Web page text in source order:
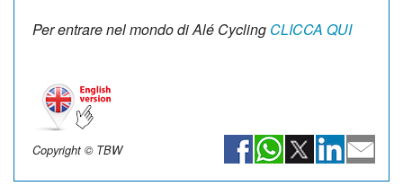
Per entrare nel mondo di Alé Cycling CLICCA QUI
Copyright © TBW